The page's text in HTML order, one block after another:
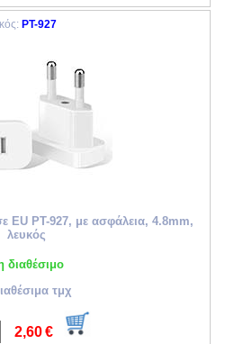
PT-927
EU PT-927, με ασφάλεια, 4.8mm,
λευκός
διαθέσιμο
τμχ
2,60 €